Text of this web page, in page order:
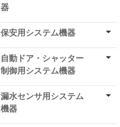
器
保安用システム機器
自動ドア・シャッター
制御用システム機器
漏水センサ用システム
機器